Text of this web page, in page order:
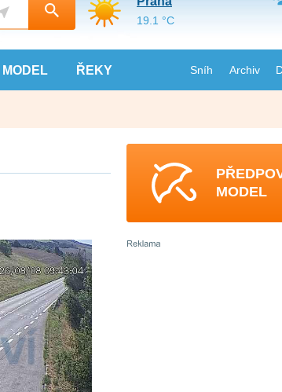
MODEL ŘEKY Sníh Archiv
19.1 °C
MODEL